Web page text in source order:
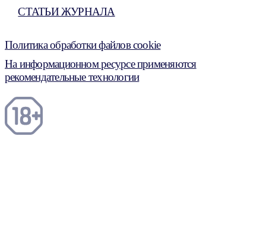
СТАТЬИ ЖУРНАЛА
Политика обработки файлов cookie
На информационном ресурсе применяются
рекомендательные технологии